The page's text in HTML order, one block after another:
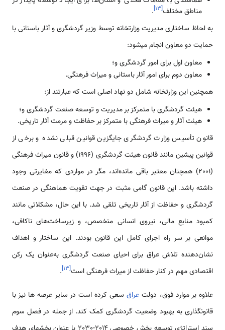
مناطق مختلف[۱۳]
.
به لحاظ ساختاری مدیریت وزارتخانه توسط وزیر گردشگری و آثار باستانی با
حمایت دو معاون انجام می­شود:
معاون اول برای امور گردشگری و؛
معاون دوم برای امور آثار باستانی و میراث فرهنگی.
همچنین این وزارتخانه شامل دو نهاد اصلی است که عبارتند از:
هیئت گردشگری با متمرکز بر مدیریت و توسعه صنعت گردشگری و؛
هیئت آثار و میراث فرهنگی با متمرکز بر حفاظت و مرمت آثار تاریخی.
قانون تأسیس وزارت گردشگری جایگزین قوانین قبلی نشده و برخی از
قوانین پیشین مانند قانون هیئت گردشگری (1996) و قانون میراث فرهنگی
(2001) همچنان معتبر باقی مانده‌اند، مگر در مواردی که مغایرتی وجود
داشته باشد. این قانون گامی مثبت در جهت تقویت هماهنگی در صنعت
گردشگری و حفاظت از آثار تاریخی تلقی شد. با این حال، مشکلاتی مانند
کمبود منابع مالی، نیروی انسانی متخصص، و زیرساخت‌های ناکافی،
موانعی بر سر راه اجرای کامل این قانون بودند. این ساختار و اهداف
نشان‌دهنده تلاش عراق برای احیای صنعت گردشگری به‌عنوان یک رکن
اقتصادی مهم در کنار حفاظت از میراث فرهنگی است[۱۳]
.
علاوه بر موارد فوق، دولت عراقسعی کرده است در سایر عرصه ­ها نیز با
قانون­گذاری به بهبود وضعیت گردشگری کمک کند. از جمله در فصل سوم